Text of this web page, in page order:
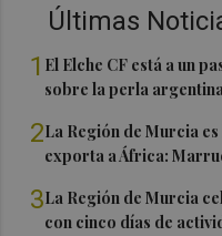
Últimas
1 El Elche CF está a un
sobre la perla
2La Región de Murcia
exporta a África:
3La Región de Murcia
con cinco días de